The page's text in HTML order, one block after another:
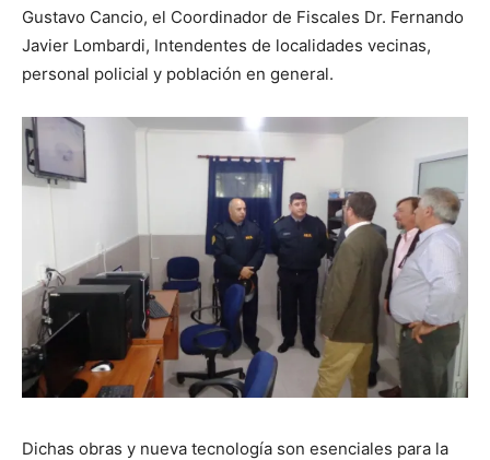
Gustavo Cancio, el Coordinador de Fiscales Dr. Fernando
Javier Lombardi, Intendentes de localidades vecinas,
personal policial y población en general.
Dichas obras y nueva tecnología son esenciales para la